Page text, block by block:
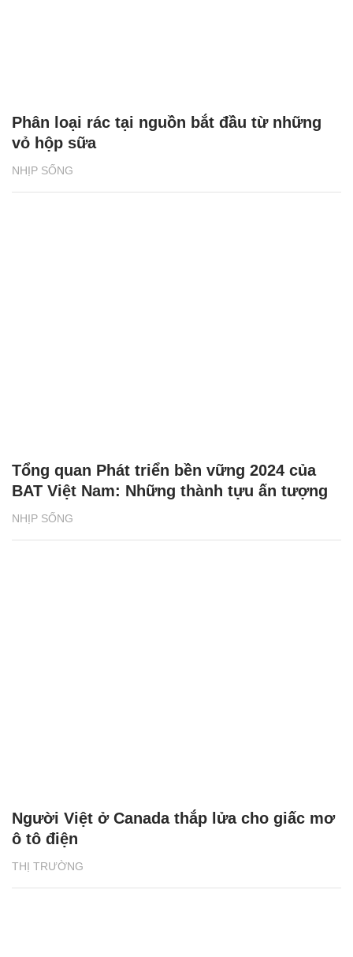
NHỊP SỐNG
Phân loại rác tại nguồn bắt đầu từ những
vỏ hộp sữa
NHỊP SỐNG
Tổng quan Phát triển bền vững 2024 của
BAT Việt Nam: Những thành tựu ấn tượng
THỊ TRƯỜNG
Người Việt ở Canada thắp lửa cho giấc mơ
ô tô điện